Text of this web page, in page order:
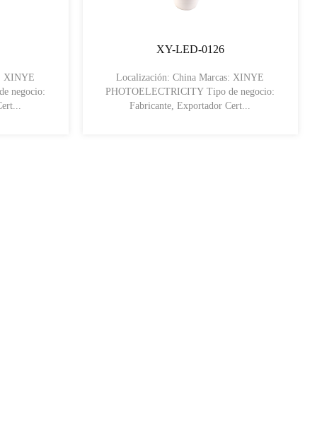
XINYE
XY-LED-0126
Localización: China Marcas: XINYE
PHOTOELECTRICITY Tipo de negocio:
Fabricante, Exportador Cert...